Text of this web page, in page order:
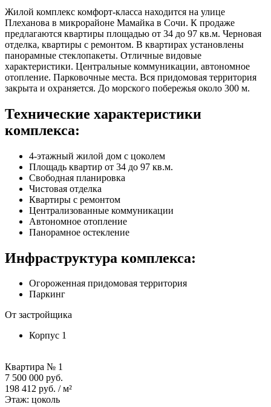
Жилой комплекс комфорт-класса находится на улице
Плеханова в микрорайоне Мамайка в Сочи. К продаже
предлагаются квартиры площадью от 34 до 97 кв.м. Черновая
отделка, квартиры с ремонтом. В квартирах установлены
панорамные стеклопакеты. Отличные видовые
характеристики. Центральные коммуникации, автономное
отопление. Парковочные места. Вся придомовая территория
закрыта и охраняется. До морского побережья около 300 м.
Технические характеристики
комплекса:
4-этажный жилой дом с цоколем
Площадь квартир от 34 до 97 кв.м.
Свободная планировка
Чистовая отделка
Квартиры с ремонтом
Централизованные коммуникации
Автономное отопление
Панорамное остекление
Инфраструктура комплекса:
Огороженная придомовая территория
Паркинг
От застройщика
Корпус 1
Квартира № 1
7 500 000 руб.
198 412 руб. / м²
Этаж: цоколь